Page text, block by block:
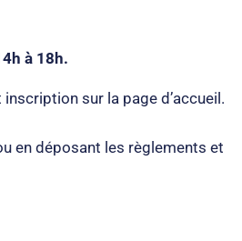
à 18h.
sur la page d’accueil.
en déposant les règlements et